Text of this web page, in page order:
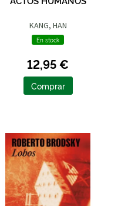
KANG, HAN
En stock
12,95 €
Comprar